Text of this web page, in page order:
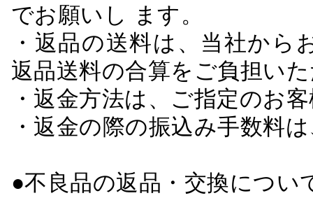
でお願いし ます。
・返品の送料は、当社か
返品送料の合算をご負担い
・返金方法は、ご指定のお
・返金の際の振込み手数料
●不良品の返品・交換につい